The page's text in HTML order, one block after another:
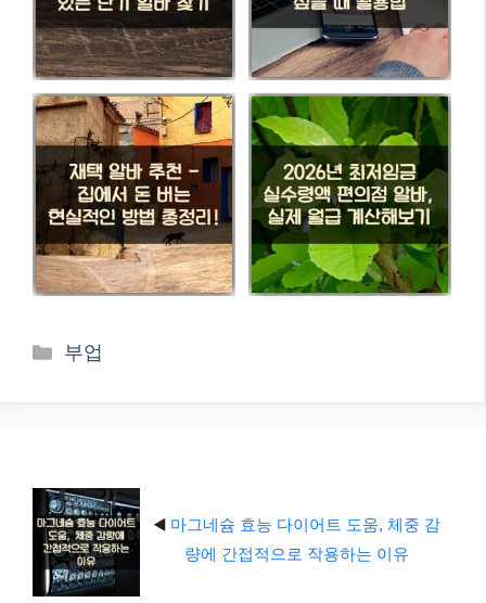
카
부업
◀️ 마그네슘 효능 다이어트 도움, 체중 감
량에 간접적으로 작용하는 이유